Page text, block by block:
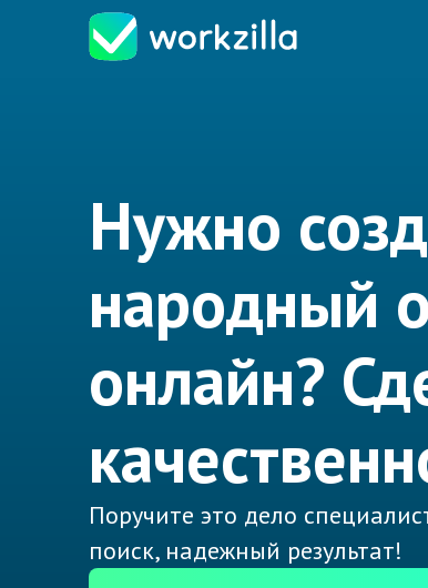
Нужно
народный
онлайн?
Поручите это дело
поиск, надежный результат!